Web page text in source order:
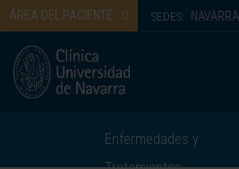
ÁREA DEL PACIENTE SEDES: NAVARRA
Enfermedades y